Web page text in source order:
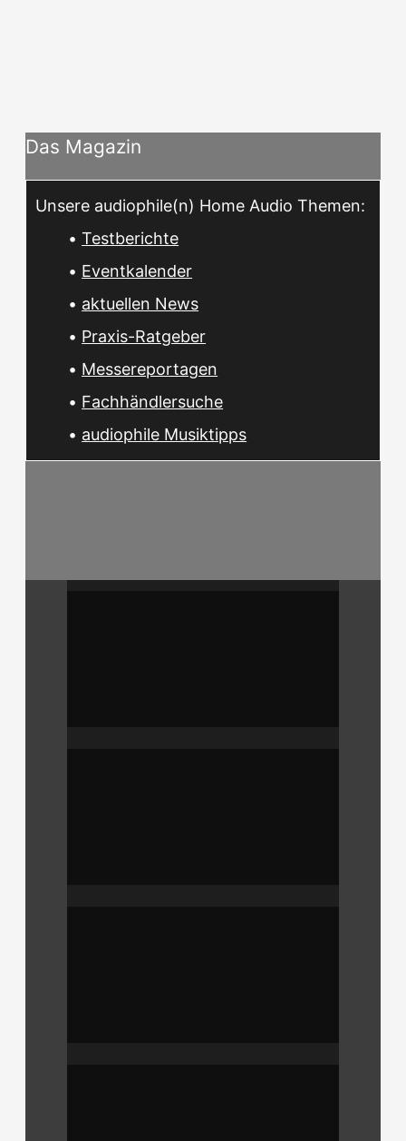
Das Magazin
Unsere audiophile(n) Home Audio Themen:
• Testberichte
• Eventkalender
• aktuellen News
• Praxis-Ratgeber
• Messereportagen
• Fachhändlersuche
• audiophile Musiktipps